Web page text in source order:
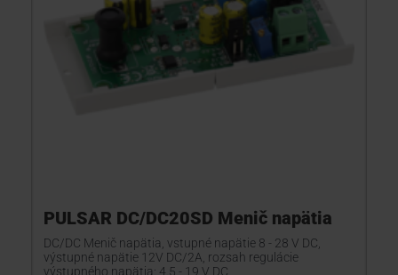
PULSAR DC/DC20SD Menič napätia
DC/DC Menič napätia, vstupné napätie 8 - 28 V DC,
výstupné napätie 12V DC/2A, rozsah regulácie
výstupného napätia: 4.5 - 19 V DC